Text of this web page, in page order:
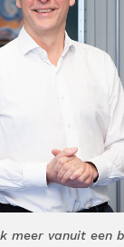
meer vanuit een